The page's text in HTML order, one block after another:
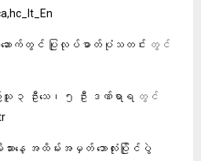
မဲဆောက်တွင် ပြုလုပ်ဓာတ်ပုံသတင်း တွင်
သူ ၃ ဦးသေ၊ ၅ ဦး ဒဏ်ရာရ တွင်
သားနေ့ အထိမ်းအမှတ် ဘောလုံးပြိုင်ပွဲ